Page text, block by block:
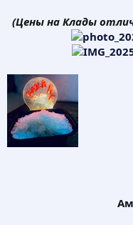
(Цены на Клады